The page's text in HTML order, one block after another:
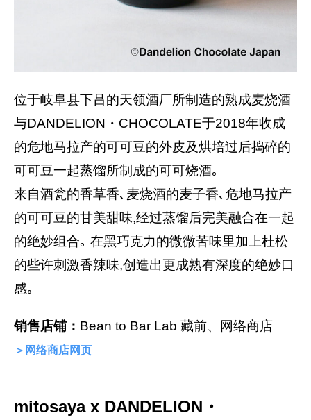
位于岐阜县下吕的天领酒厂所制造的熟成麦烧酒
与DANDELION・CHOCOLATE于2018年收成
的危地马拉产的可可豆的外皮及烘培过后捣碎的
可可豆一起蒸馏所制成的可可烧酒｡
来自酒瓮的香草香､麦烧酒的麦子香､危地马拉产
的可可豆的甘美甜味,经过蒸馏后完美融合在一起
的绝妙组合｡ 在黑巧克力的微微苦味里加上杜松
的些许刺激香辣味,创造出更成熟有深度的绝妙口
感｡
销售店铺： Bean to Bar Lab 藏前、网络商店
＞网络商店网页
mitosaya x DANDELION・